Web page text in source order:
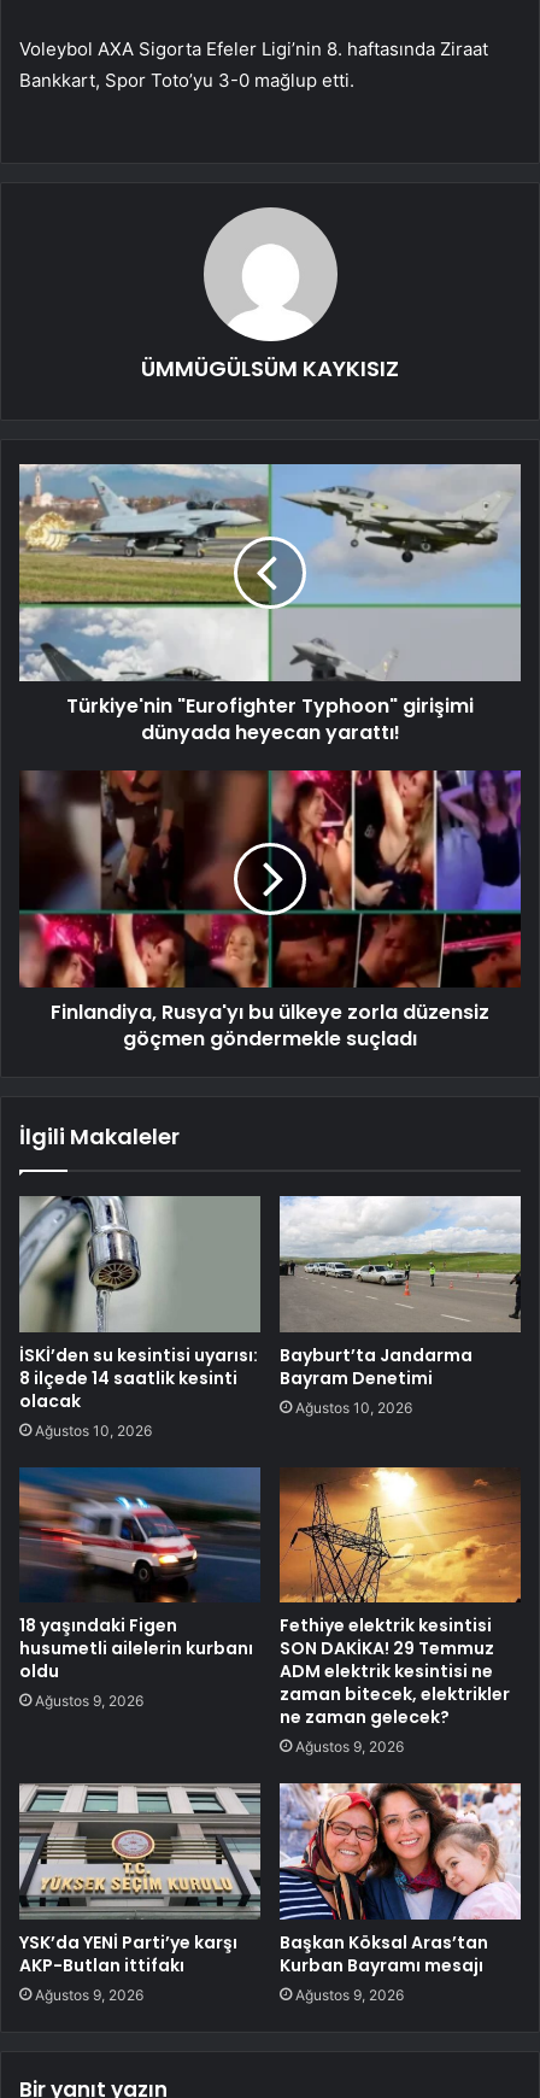
Voleybol AXA Sigorta Efeler Ligi’nin 8. haftasında Ziraat
Bankkart, Spor Toto’yu 3-0 mağlup etti.
ÜMMÜGÜLSÜM KAYKISIZ
Türkiye'nin "Eurofighter Typhoon" girişimi
dünyada heyecan yarattı!
Finlandiya, Rusya'yı bu ülkeye zorla düzensiz
göçmen göndermekle suçladı
İlgili Makaleler
İSKİ’den su kesintisi uyarısı:
8 ilçede 14 saatlik kesinti
olacak
Ağustos 10, 2026
Bayburt’ta Jandarma
Bayram Denetimi
Ağustos 10, 2026
18 yaşındaki Figen
husumetli ailelerin kurbanı
oldu
Ağustos 9, 2026
Fethiye elektrik kesintisi
SON DAKİKA! 29 Temmuz
ADM elektrik kesintisi ne
zaman bitecek, elektrikler
ne zaman gelecek?
Ağustos 9, 2026
YSK’da YENİ Parti’ye karşı
AKP-Butlan ittifakı
Ağustos 9, 2026
Başkan Köksal Aras’tan
Kurban Bayramı mesajı
Ağustos 9, 2026
Bir yanıt yazın